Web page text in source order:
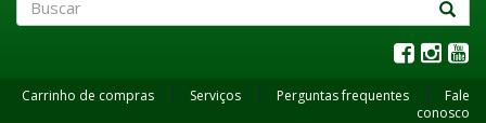
Carrinho de compras Serviços Perguntas frequentes
Fale
conosco